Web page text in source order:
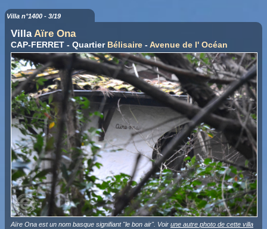
Villa n°1400 - 3/19
VillaAïre Ona
CAP-FERRET - Quartier Bélisaire - Avenue de l' Océan
Aïre Ona est un nom basque signifiant "le bon air". Voir une autre photo de cette villa